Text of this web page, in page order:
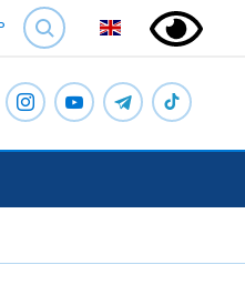
SEARCH